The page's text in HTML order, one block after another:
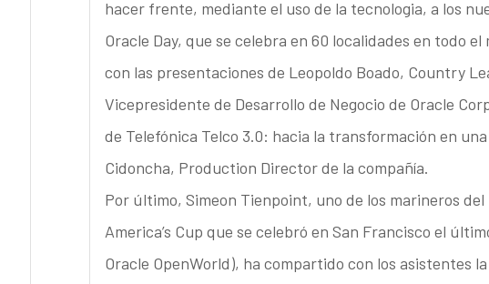
hacer frente, mediante el uso de la tecnologia, a los
Oracle Day, que se celebra en 60 localidades en todo
con las presentaciones de Leopoldo Boado, Country
Vicepresidente de Desarrollo de Negocio de Oracle
de Telefónica Telco 3.0: hacia la transformación en
Cidoncha, Production Director de la compañía.
Por último, Simeon Tienpoint, uno de los marineros
America’s Cup que se celebró en San Francisco el
Oracle OpenWorld), ha compartido con los asistentes